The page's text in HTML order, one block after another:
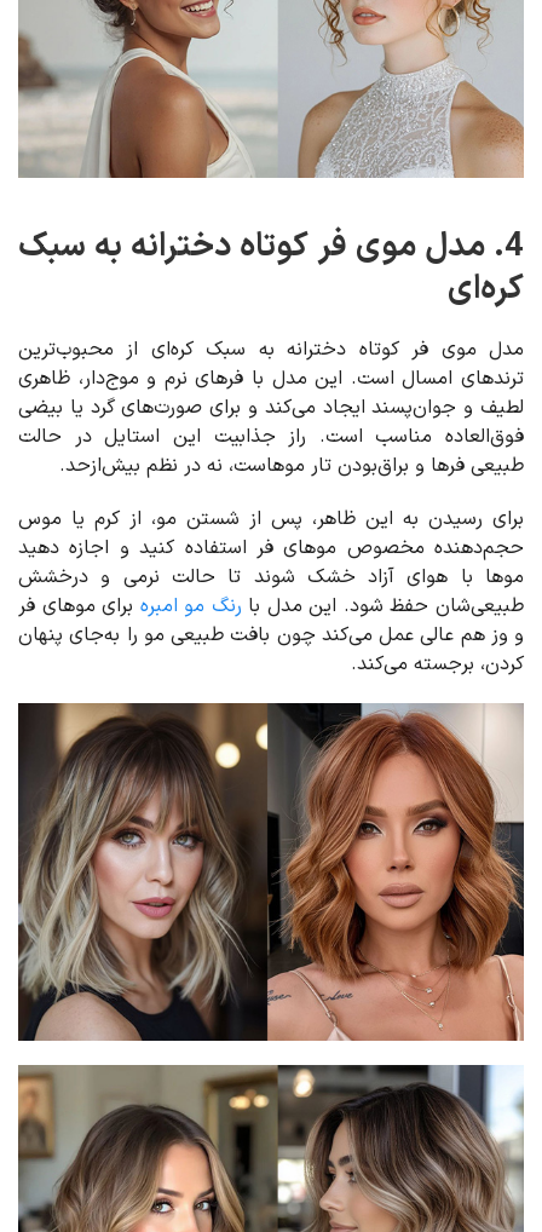
4. مدل موی فر کوتاه دخترانه به سبک
کره‌ای
مدل موی فر کوتاه دخترانه به سبک کره‌ای از محبوب‌ترین
ترندهای امسال است. این مدل با فرهای نرم و موج‌دار، ظاهری
لطیف و جوان‌پسند ایجاد می‌کند و برای صورت‌های گرد یا بیضی
فوق‌العاده مناسب است. راز جذابیت این استایل در حالت
طبیعی فرها و براق‌بودن تار موهاست، نه در نظم بیش‌ازحد.
برای رسیدن به این ظاهر، پس از شستن مو، از کرم یا موس
حجم‌دهنده مخصوص موهای فر استفاده کنید و اجازه دهید
موها با هوای آزاد خشک شوند تا حالت نرمی و درخشش
طبیعی‌شان حفظ شود. این مدل با رنگ مو امبره برای موهای فر
و وز هم عالی عمل می‌کند چون بافت طبیعی مو را به‌جای پنهان
کردن، برجسته می‌کند.